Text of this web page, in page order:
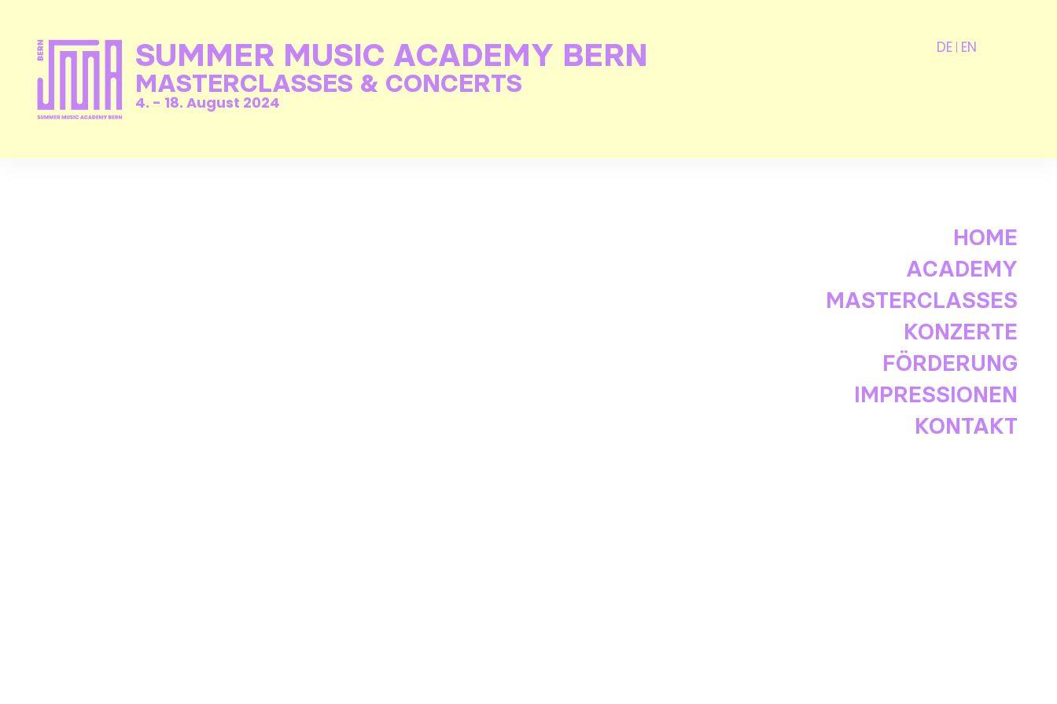
SUMMER MUSIC ACADEMY BERN
MASTERCLASSES & CONCERTS
4. - 18. August 2024
DE EN
HOME
ACADEMY
MASTERCLASSES
KONZERTE
FÖRDERUNG
IMPRESSIONEN
KONTAKT